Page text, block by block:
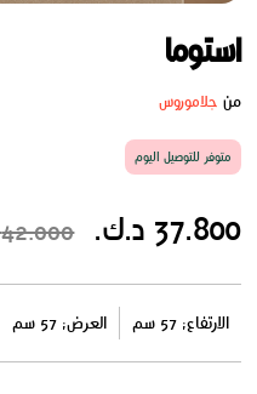
استوما
من جلاموروس
متوفر للتوصيل اليوم
37.800 د.ك. 42.000 د.ك.
الارتفاع: 57 سم العرض: 57 سم